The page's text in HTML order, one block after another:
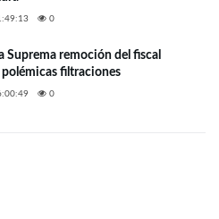
0
Suprema remoción del fiscal
filtraciones
0